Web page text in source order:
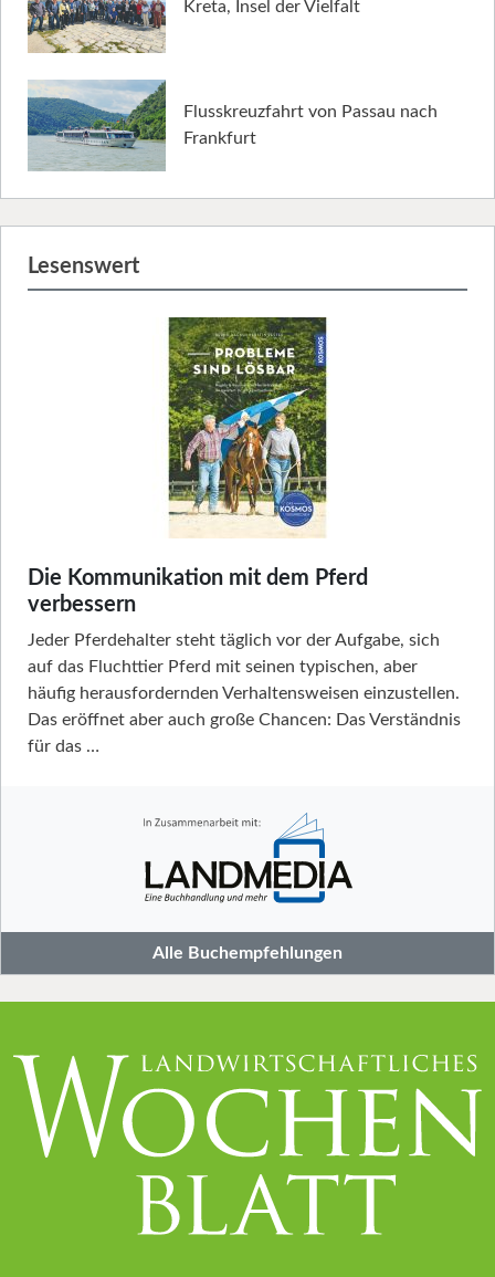
Kreta, Insel der Vielfalt
Flusskreuzfahrt von Passau nach
Frankfurt
Lesenswert
Die Kommunikation mit dem Pferd
verbessern
Jeder Pferdehalter steht täglich vor der Aufgabe, sich
auf das Fluchttier Pferd mit seinen typischen, aber
häufig herausfordernden Verhaltensweisen einzustellen.
Das eröffnet aber auch große Chancen: Das Verständnis
für das …
Alle Buchempfehlungen